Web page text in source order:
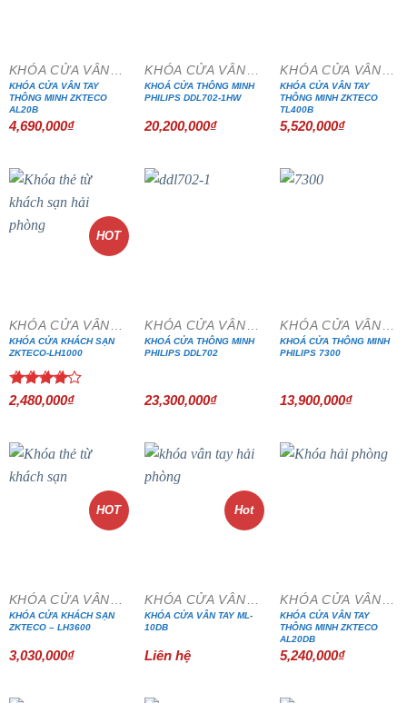
KHÓA CỬA VÂN TAY
KHÓA CỬA VÂN TAY
THÔNG MINH ZKTECO
AL20B
4,690,000₫
KHÓA CỬA VÂN TAY
KHOÁ CỬA THÔNG MINH
PHILIPS DDL702-1HW
20,200,000₫
KHÓA CỬA VÂN TAY
KHÓA CỬA VÂN TAY
THÔNG MINH ZKTECO
TL400B
5,520,000₫
HOT
KHÓA CỬA VÂN TAY
KHÓA CỬA KHÁCH SẠN
ZKTECO-LH1000
Được
sao
2,480,000₫
KHÓA CỬA VÂN TAY
KHOÁ CỬA THÔNG MINH
PHILIPS DDL702
23,300,000₫
KHÓA CỬA VÂN TAY
KHOÁ CỬA THÔNG MINH
PHILIPS 7300
13,900,000₫
HOT
KHÓA CỬA VÂN TAY
KHÓA CỬA KHÁCH SẠN
ZKTECO – LH3600
3,030,000₫
Hot
KHÓA CỬA VÂN TAY
KHÓA CỬA VÂN TAY ML-
10DB
Liên hệ
KHÓA CỬA VÂN TAY
KHÓA CỬA VÂN TAY
THÔNG MINH ZKTECO
AL20DB
5,240,000₫